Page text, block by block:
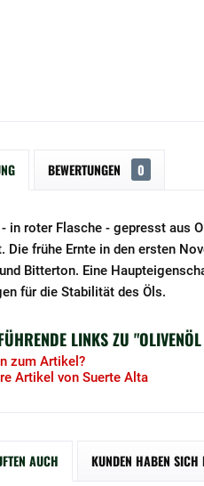
BEWERTUNGEN 0
in roter Flasche - gepresst aus
Die frühe Ernte in den ersten
Bitterton. Eine
für die Stabilität des Öls.
LINKS ZU
zum Artikel?
Artikel von Suerte Alta
AUCH KUNDEN HABEN SICH